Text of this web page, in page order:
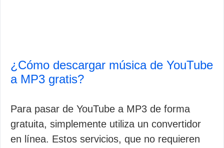
¿Cómo descargar música de YouTube
a MP3 gratis?
Para pasar de YouTube a MP3 de forma
gratuita, simplemente utiliza un convertidor
en línea. Estos servicios, que no requieren